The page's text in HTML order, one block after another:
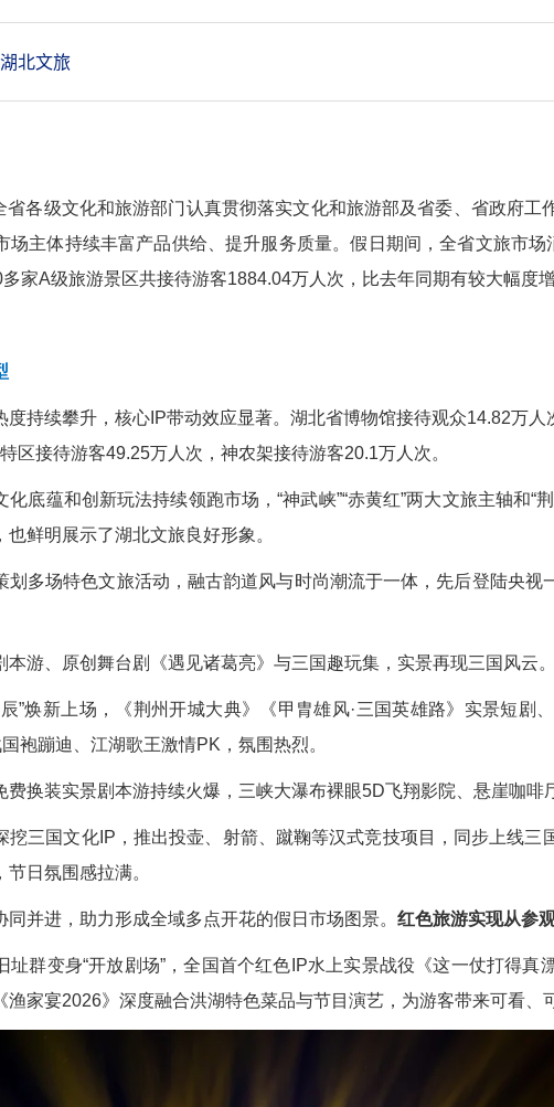
湖北文旅
省各级文化和旅游部门认真贯彻落实文化和旅游部及省委、省政府
场主体持续丰富产品供给、提升服务质量。假日期间，全省文旅市
家A级旅游景区共接待游客1884.04万人次，比去年同期有较大幅度增
度持续攀升，核心IP带动效应显著。湖北省博物馆接待观众14.82万
区接待游客49.25万人次，神农架接待游客20.1万人次。
底蕴和创新玩法持续领跑市场，“神武峡”“赤黄红”两大文旅主轴和“
鲜明展示了湖北文旅良好形象。
划多场特色文旅活动，融古韵道风与时尚潮流于一体，先后登陆央
本游、原创舞台剧《遇见诸葛亮》与三国趣玩集，实景再现三国风云。
”焕新上场，《荆州开城大典》《甲胄雄风·三国英雄路》实景短剧
袍蹦迪、江湖歌王激情PK，氛围热烈。
费换装实景剧本游持续火爆，三峡大瀑布裸眼5D飞翔影院、悬崖咖啡
挖三国文化IP，推出投壶、射箭、蹴鞠等汉式竞技项目，同步上线
日氛围感拉满。
并进，助力形成全域多点开花的假日市场图景。 红色旅游实现从参
址群变身“开放剧场”，全国首个红色IP水上实景战役《这一仗打得真
渔家宴2026》深度融合洪湖特色菜品与节目演艺，为游客带来可看、